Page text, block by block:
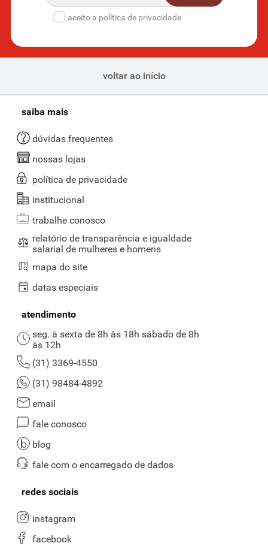
aceito a política de privacidade
voltar ao início
saiba mais
dúvidas frequentes
nossas lojas
política de privacidade
institucional
trabalhe conosco
relatório de transparência e igualdade
salarial de mulheres e homens
mapa do site
datas especiais
atendimento
seg. à sexta de 8h às 18h sábado de 8h
às 12h
(31) 3369-4550
(31) 98484-4892
email
fale conosco
blog
fale com o encarregado de dados
redes sociais
instagram
facebook